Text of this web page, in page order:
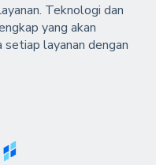
Teknologi dan
yang akan
layanan dengan